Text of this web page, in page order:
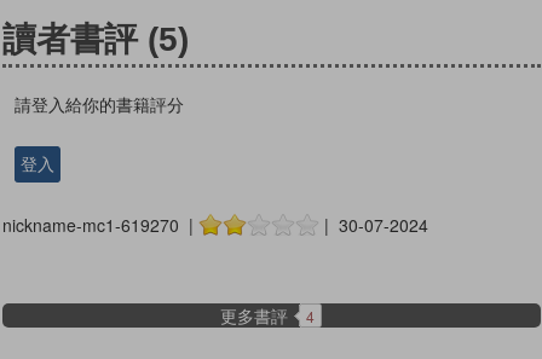
讀者書評 (5)
請登入給你的書籍評分
登入
nickname-mc1-619270 | | 30-07-2024
更多書評 4